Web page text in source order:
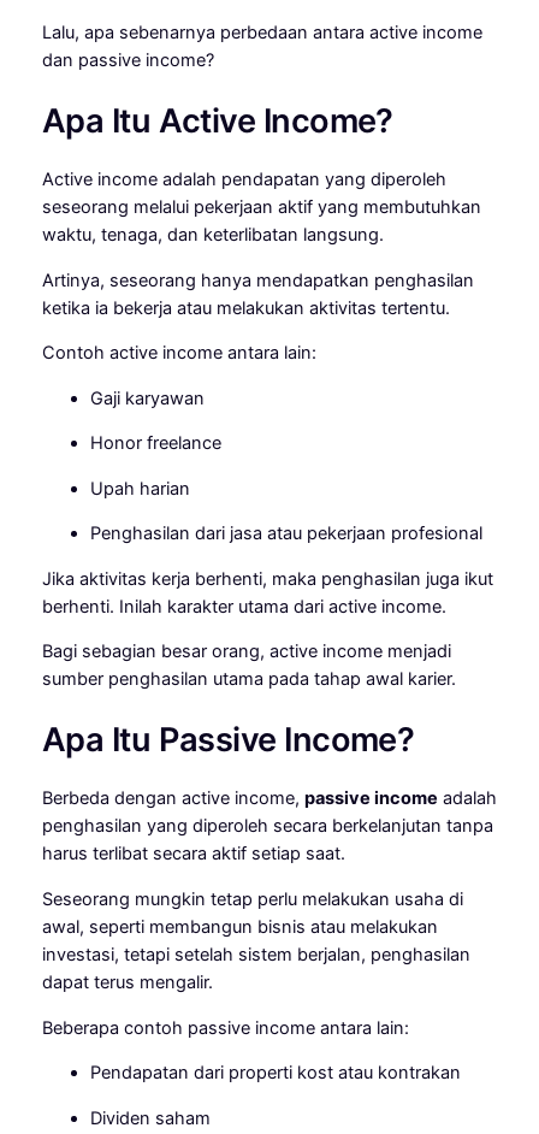
Lalu, apa sebenarnya perbedaan antara active income
dan passive income?
Apa Itu Active Income?
Active income adalah pendapatan yang diperoleh
seseorang melalui pekerjaan aktif yang membutuhkan
waktu, tenaga, dan keterlibatan langsung.
Artinya, seseorang hanya mendapatkan penghasilan
ketika ia bekerja atau melakukan aktivitas tertentu.
Contoh active income antara lain:
Gaji karyawan
Honor freelance
Upah harian
Penghasilan dari jasa atau pekerjaan profesional
Jika aktivitas kerja berhenti, maka penghasilan juga ikut
berhenti. Inilah karakter utama dari active income.
Bagi sebagian besar orang, active income menjadi
sumber penghasilan utama pada tahap awal karier.
Apa Itu Passive Income?
Berbeda dengan active income, passive income adalah
penghasilan yang diperoleh secara berkelanjutan tanpa
harus terlibat secara aktif setiap saat.
Seseorang mungkin tetap perlu melakukan usaha di
awal, seperti membangun bisnis atau melakukan
investasi, tetapi setelah sistem berjalan, penghasilan
dapat terus mengalir.
Beberapa contoh passive income antara lain:
Pendapatan dari properti kost atau kontrakan
Dividen saham